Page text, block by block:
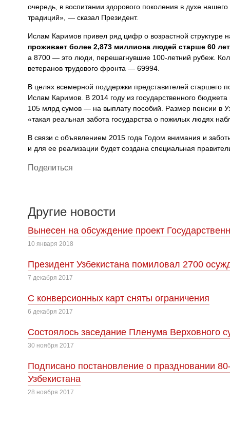
очередь, в воспитании здорового поколения в духе
традиций», — сказал Президент.
Ислам Каримов привел ряд цифр о возрастной структуре
проживает более 2,873 миллиона людей старше 60
а 8700 — это люди, перешагнувшие 100-летний рубеж.
ветеранов трудового фронта — 69994.
В целях всемерной поддержки представителей старшего
Ислам Каримов. В 2014 году из государственного
105 млрд сумов — на выплату пособий. Размер пенсии в
«такая реальная забота государства о пожилых людях
В связи с объявлением 2015 года Годом внимания и
и для ее реализации будет создана специальная
Поделиться
Другие новости
Вынесен на обсуждение проект
10 января 2018
Президент Узбекистана помиловал 2700
7 декабря 2017
С конверсионных карт сняты ограничения
6 декабря 2017
Cостоялось заседание Пленума Верховного
30 ноября 2017
Подписано постановление о праздновании
Узбекистана
28 ноября 2017